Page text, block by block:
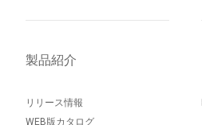
製品紹介
リリース情報
WEB版カタログ